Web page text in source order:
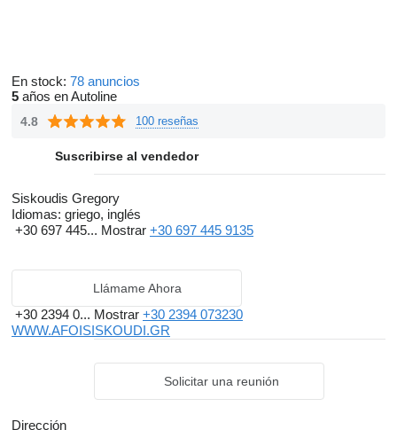
En stock: 78 anuncios
5 años en Autoline
4.8 100 reseñas
Suscribirse al vendedor
Siskoudis Gregory
Idiomas: griego, inglés
+30 697 445... Mostrar +30 697 445 9135
Llámame Ahora
+30 2394 0... Mostrar +30 2394 073230
WWW.AFOISISKOUDI.GR
Solicitar una reunión
Dirección